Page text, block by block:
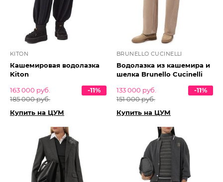
KITON
Кашемировая водолазка
Kiton
163 000 руб.
185 000 руб.
-11%
Купить на ЦУМ
BRUNELLO CUCINELLI
Водолазка из кашемира и
шелка Brunello Cucinelli
133 000 руб.
151 000 руб.
-11%
Купить на ЦУМ